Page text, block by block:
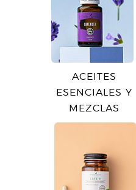
ACEITES
ESENCIALES Y
MEZCLAS